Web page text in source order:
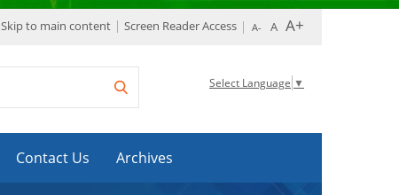
Skip to main content Screen Reader Access
Select Language ▼
Contact Us Archives